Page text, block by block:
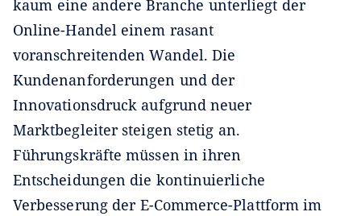
kaum eine andere Branche unterliegt der
Online-Handel einem rasant
voranschreitenden Wandel. Die
Kundenanforderungen und der
Innovationsdruck aufgrund neuer
Marktbegleiter steigen stetig an.
Führungskräfte müssen in ihren
Entscheidungen die kontinuierliche
Verbesserung der E-Commerce-Plattform im